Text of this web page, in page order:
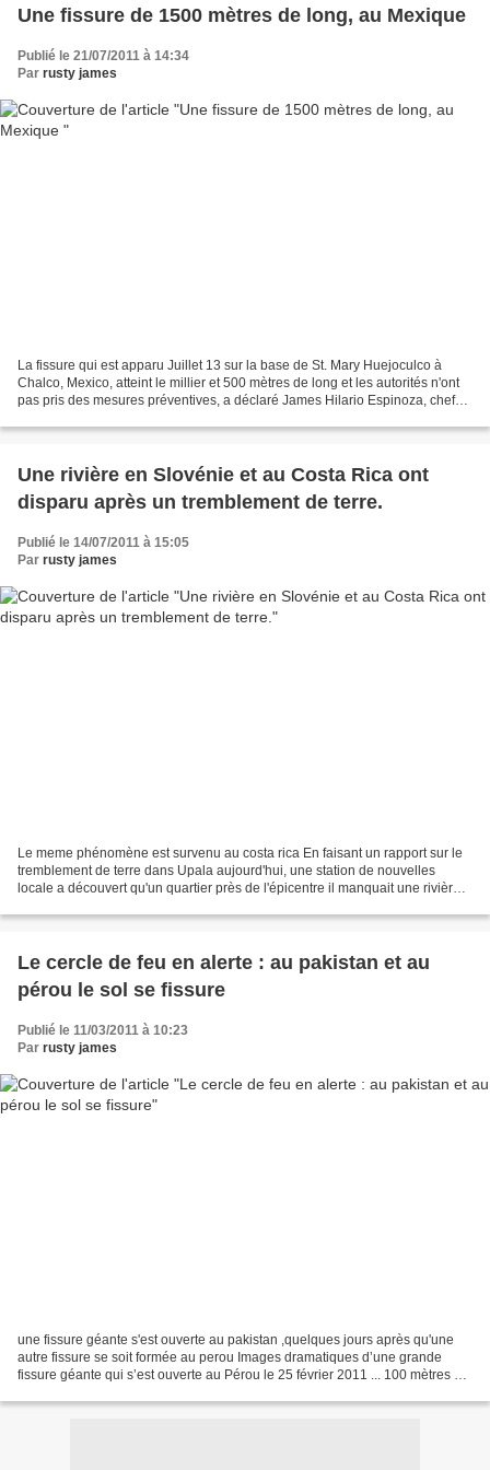
Une fissure de 1500 mètres de long, au Mexique
Publié le 21/07/2011 à 14:34
Par rusty james
La fissure qui est apparu Juillet 13 sur la base de St. Mary Huejoculco à
Chalco, Mexico, atteint le millier et 500 mètres de long et les autorités n'ont
pas pris des mesures préventives, a déclaré James Hilario Espinoza, chef
Une rivière en Slovénie et au Costa Rica ont
disparu après un tremblement de terre.
Publié le 14/07/2011 à 15:05
Par rusty james
Le meme phénomène est survenu au costa rica En faisant un rapport sur le
tremblement de terre dans Upala aujourd'hui, une station de nouvelles
locale a découvert qu'un quartier près de l'épicentre il manquait une rivière
Le cercle de feu en alerte : au pakistan et au
pérou le sol se fissure
Publié le 11/03/2011 à 10:23
Par rusty james
une fissure géante s'est ouverte au pakistan ,quelques jours après qu'une
autre fissure se soit formée au perou Images dramatiques d’une grande
fissure géante qui s’est ouverte au Pérou le 25 février 2011 ... 100 mètres de